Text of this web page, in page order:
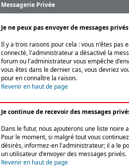
Messagerie Privée
Je ne peux pas envoyer de messages
Il y a trois raisons pour cela : vous n'êtes pas
connecté, l'administrateur a désactivé la
forum ou l'administrateur vous empêche
vous êtes dans le dernier cas, vous devriez
pour en connaître la raison.
Revenir en haut de page
Je continue de recevoir des messages
Dans le futur, nous ajouterons une liste noire
Pour le moment, si malgré tout vous
désirés, informez-en l'administrateur; il a le
un utilisateur d'envoyer des messages privés.
Revenir en haut de page